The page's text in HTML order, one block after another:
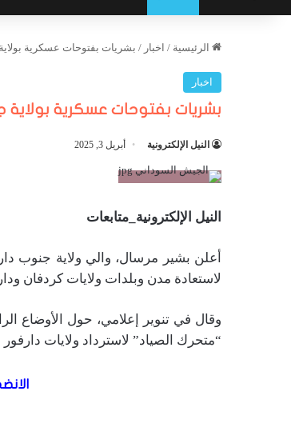
الرئيسية / اخبار / بشريات بفتوحات عسكرية
اخبار
بشريات بفتوحات عسكرية بولاية
النيل الإلكترونية أبريل 3, 2025
النيل الإلكترونية_متابعات
أعلن بشير مرسال، والي ولاية جنوب
لاستعادة مدن وبلدات ولايات كردفان
وقال في تنوير إعلامي، حول الأوضاع
“متحرك الصياد” لاسترداد ولايات